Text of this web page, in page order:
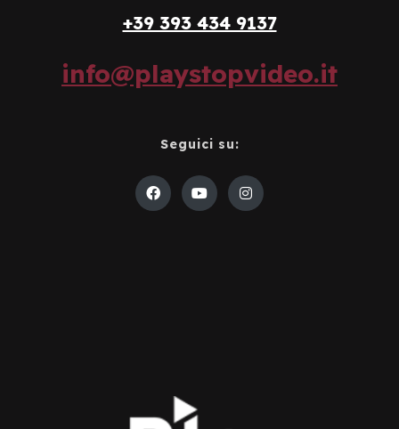
+39 393 434 9137
info@playstopvideo.it
Seguici su: